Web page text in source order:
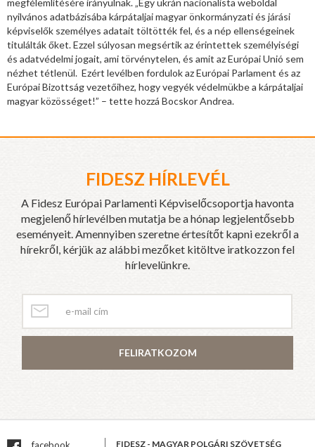
megfélemlítésére irányulnak. „Egy ukrán nacionalista weboldal
nyilvános adatbázisába kárpátaljai magyar önkormányzati és járási
képviselők személyes adatait töltötték fel, és a nép ellenségeinek
titulálták őket. Ezzel súlyosan megsértik az érintettek személyiségi
és adatvédelmi jogait, ami törvénytelen, és amit az Európai Unió sem
nézhet tétlenül. Ezért levélben fordulok az Európai Parlament és az
Európai Bizottság vezetőihez, hogy vegyék védelmükbe a kárpátaljai
magyar közösséget!” – tette hozzá Bocskor Andrea.
FIDESZ HÍRLEVÉL
A Fidesz Európai Parlamenti Képviselőcsoportja havonta
megjelenő hírlevélben mutatja be a hónap legjelentősebb
eseményeit. Amennyiben szeretne értesítőt kapni ezekről a
hírekről, kérjük az alábbi mezőket kitöltve iratkozzon fel
hírlevelünkre.
FELIRATKOZOM
FIDESZ - MAGYAR POLGÁRI SZÖVETSÉG